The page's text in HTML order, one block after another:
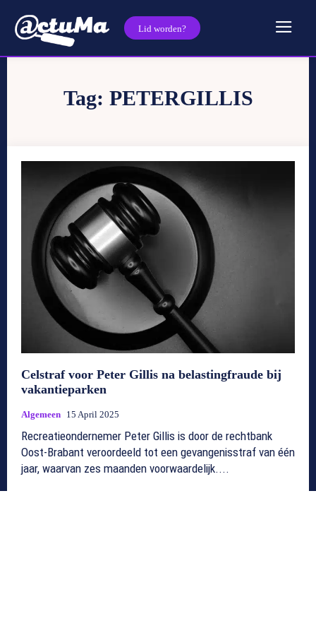
Lid worden?
Tag: PETERGILLIS
Celstraf voor Peter Gillis na belastingfraude bij
vakantieparken
Algemeen 15 April 2025
Recreatieondernemer Peter Gillis is door de rechtbank
Oost-Brabant veroordeeld tot een gevangenisstraf van één
jaar, waarvan zes maanden voorwaardelijk....